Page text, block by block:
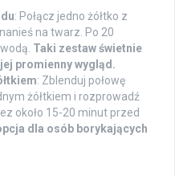
: Połącz jedno żółtko z
na twarz. Po 20
Taki zestaw świetnie
promienny wygląd.
: Zblenduj połowę
żółtkiem i rozprowadź
około 15-20 minut przed
dla osób borykających